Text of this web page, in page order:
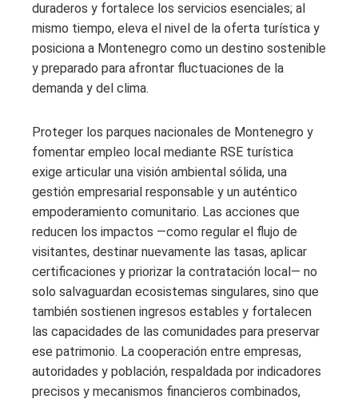
duraderos y fortalece los servicios esenciales; al
mismo tiempo, eleva el nivel de la oferta turística y
posiciona a Montenegro como un destino sostenible
y preparado para afrontar fluctuaciones de la
demanda y del clima.
Proteger los parques nacionales de Montenegro y
fomentar empleo local mediante RSE turística
exige articular una visión ambiental sólida, una
gestión empresarial responsable y un auténtico
empoderamiento comunitario. Las acciones que
reducen los impactos —como regular el flujo de
visitantes, destinar nuevamente las tasas, aplicar
certificaciones y priorizar la contratación local— no
solo salvaguardan ecosistemas singulares, sino que
también sostienen ingresos estables y fortalecen
las capacidades de las comunidades para preservar
ese patrimonio. La cooperación entre empresas,
autoridades y población, respaldada por indicadores
precisos y mecanismos financieros combinados,